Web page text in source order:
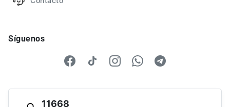
Síguenos
11668